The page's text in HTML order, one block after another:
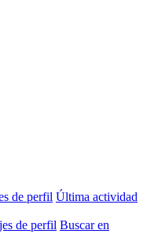
de perfil Última actividad
de perfil Buscar en